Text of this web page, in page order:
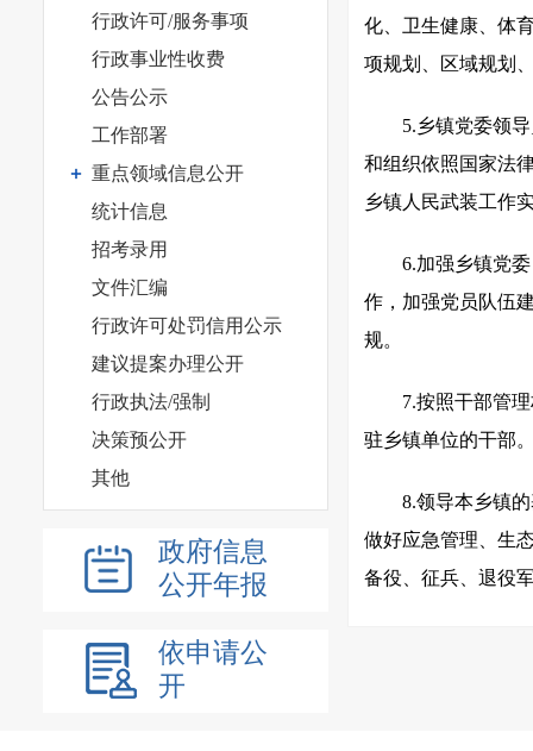
行政许可/服务事项
行政事业性收费
公告公示
工作部署
重点领域信息公开
统计信息
招考录用
文件汇编
行政许可处罚信用公示
建议提案办理公开
行政执法/强制
决策预公开
其他
政府信息
公开年报
依申请公
开
化、卫生健康、体
项规划、区域规划
5.乡镇党委领
和组织依照国家法
乡镇人民武装工作
6.加强乡镇党
作，加强党员队伍
规。
7.按照干部管
驻乡镇单位的干部
8.领导本乡镇
做好应急管理、生
备役、征兵、退役